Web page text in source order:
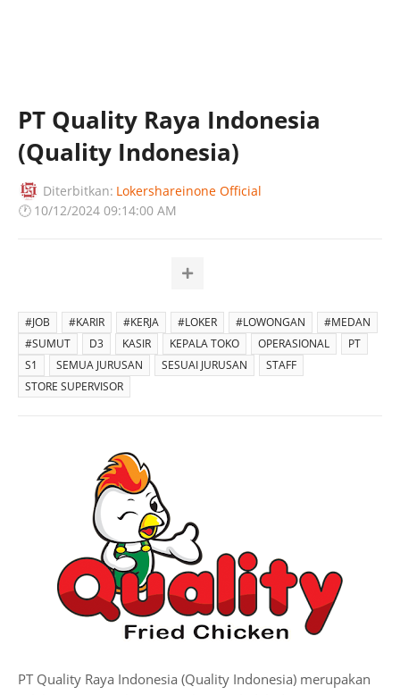
PT Quality Raya Indonesia
(Quality Indonesia)
Diterbitkan: Lokershareinone Official
🕐 10/12/2024 09:14:00 AM
#JOB #KARIR #KERJA #LOKER #LOWONGAN
#MEDAN
#SUMUT
D3 KASIR KEPALA TOKO OPERASIONAL
PT
S1
SEMUA JURUSAN SESUAI JURUSAN
STAFF
STORE SUPERVISOR
PT Quality Raya Indonesia (Quality Indonesia) merupakan